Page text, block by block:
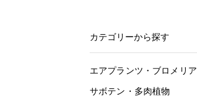
カテゴリーから探す
エアプランツ・ブロメリア
サボテン・多肉植物